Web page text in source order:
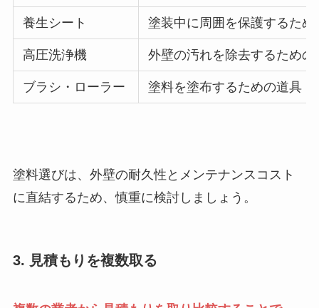
養生シート 塗装中に周囲を保護するため
高圧洗浄機 外壁の汚れを除去するための
ブラシ・ローラー 塗料を塗布するための道具
塗料選びは、外壁の耐久性とメンテナンスコスト
に直結するため、慎重に検討しましょう。
3. 見積もりを複数取る